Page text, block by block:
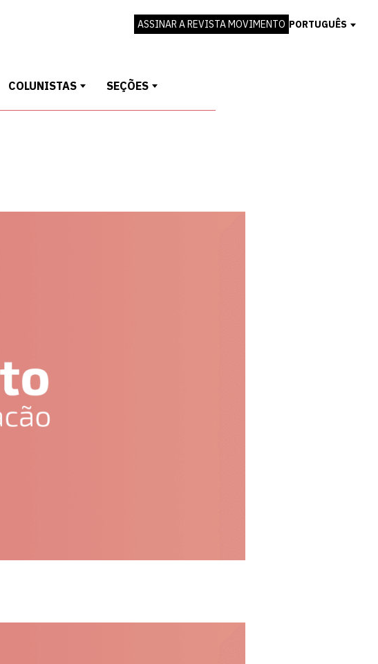
ASSINAR A REVISTA MOVIMENTO PORTUGUÊS
COLUNISTAS SEÇÕES